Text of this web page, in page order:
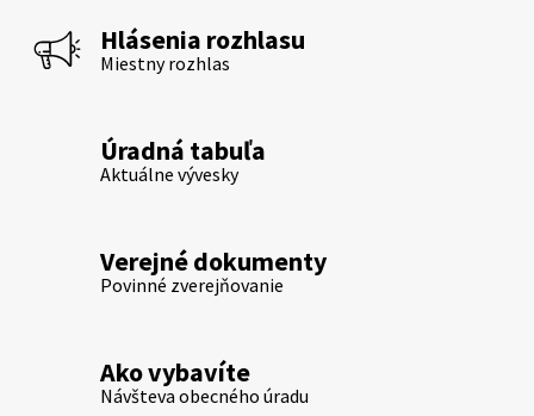
Hlásenia rozhlasu
Miestny rozhlas
Úradná tabuľa
Aktuálne vývesky
Verejné dokumenty
Povinné zverejňovanie
Ako vybavíte
Návšteva obecného úradu